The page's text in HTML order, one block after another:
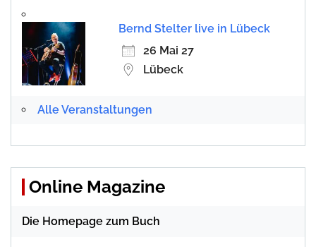
Bernd Stelter live in Lübeck
26 Mai 27
Lübeck
Alle Veranstaltungen
Online Magazine
Die Homepage zum Buch